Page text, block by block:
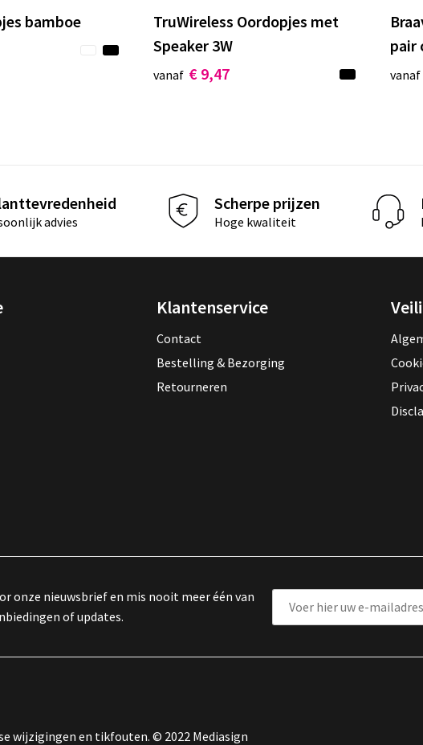
bamboe
TruWireless Oordopjes met
Speaker 3W
vanaf € 9,47
pair
vanaf
advies
Scherpe prijzen
Hoge kwaliteit
Klantenservice
Contact
Bestelling & Bezorging
Retourneren
onze nieuwsbrief en mis nooit meer één van
of updates.
wijzigingen en tikfouten. © 2022 Mediasign